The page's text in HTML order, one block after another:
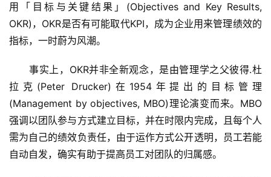
用「目标与关键结果」(Objectives and Key Results,
OKR)，OKR是否有可能取代KPI，成为企业用来管理绩效的
指标，一时蔚为风潮。
事实上，OKR并非全新观念，是由管理学之父彼得.杜
拉克(Peter Drucker)在1954年提出的目标管理
(Management by objectives, MBO)理论演变而来。MBO
强调以团队参与方式建立目标，并在时限内完成，且每个人
需为自己的绩效负责任，由于运作方式公开透明，员工若能
自动自发，确实有助于提高员工对团队的归属感。